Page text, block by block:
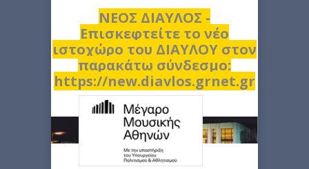
ΝΕΟΣ ΔΙΑΥΛΟΣ -
Επισκεφτείτε το νέο
ιστοχώρο του ΔΙΑΥΛΟΥ στον
παρακάτω σύνδεσμο:
https://new.diavlos.grnet.gr